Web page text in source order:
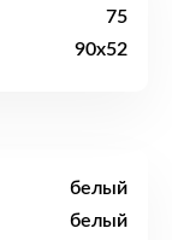
75
90x52
белый
белый